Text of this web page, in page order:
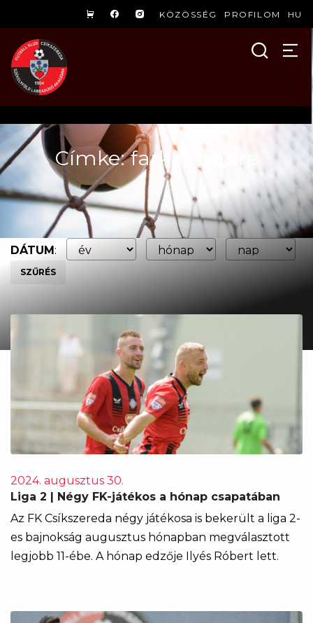
KÖZÖSSÉG PROFILOM HU
Címke: farkas endre
DÁTUM:
SZŰRÉS
2024. augusztus 30.
Liga 2 | Négy FK-játékos a hónap csapatában
Az FK Csíkszereda négy játékosa is bekerült a liga 2-
es bajnokság augusztus hónapban megválasztott
legjobb 11-ébe. A hónap edzője Ilyés Róbert lett.